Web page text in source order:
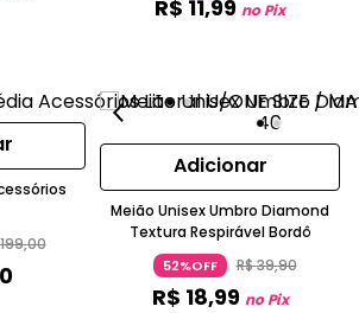
R$ 11,99 no Pix
199,00
Adicionar
Meião Unisex Umbro Diamond
Textura Respirável Bordô
52%OFF R$39,90
R$ 18,99 no Pix